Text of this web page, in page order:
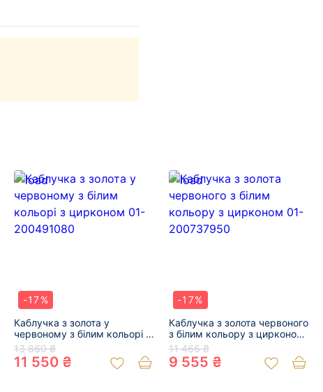
-17%
Каблучка з золота у
червоному з білим кольорі з
цирконом 01-200491080
13 860 ₴
11 550 ₴
-17%
Каблучка з золота червоного
з білим кольору з цирконом
01-200737950
11 466 ₴
9 555 ₴